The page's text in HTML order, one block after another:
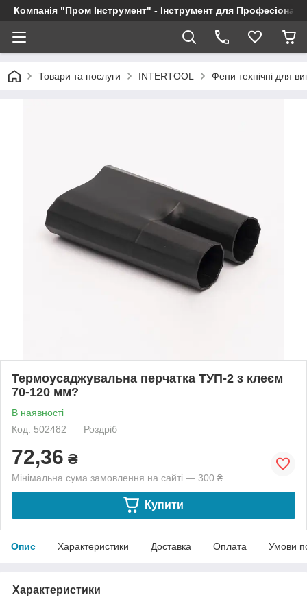
Компанія "Пром Інструмент" - Інструмент для
Товари та послуги INTERTOOL Фени технічні для
Термоусаджувальна перчатка ТУП-2 з клеєм
70-120 мм?
В наявності
Код: 502482
Роздріб
72,36 ₴
Мінімальна сума замовлення на сайті — 300 ₴
Купити
Опис Характеристики Доставка Оплата Умови
Характеристики